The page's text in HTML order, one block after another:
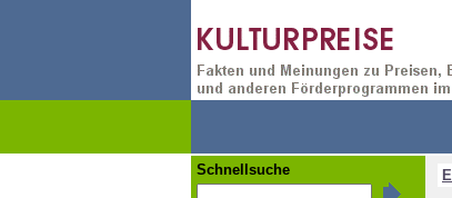
Schnellsuche